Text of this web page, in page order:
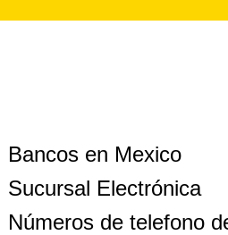
Bancos en Mexico
Sucursal Electrónica
Números de telefono